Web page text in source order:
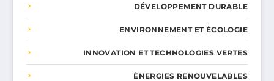
DÉVELOPPEMENT DURABLE
ENVIRONNEMENT ET ÉCOLOGIE
INNOVATION ET TECHNOLOGIES VERTES
ÉNERGIES RENOUVELABLES